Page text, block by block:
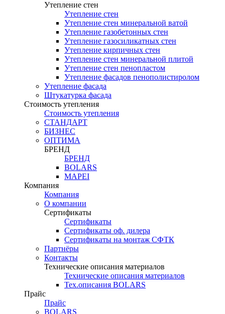
Утепление стен
Утепление стен
Утепление стен минеральной ватой
Утепление газобетонных стен
Утепление газосиликатных стен
Утепление кирпичных стен
Утепление стен минеральной плитой
Утепление стен пенопластом
Утепление фасадов пенополистиролом
Утепление фасада
Штукатурка фасада
Стоимость утепления
Стоимость утепления
СТАНДАРТ
БИЗНЕС
ОПТИМА
БРЕНД
БРЕНД
BOLARS
MAPEI
Компания
Компания
О компании
Сертификаты
Сертификаты
Сертификаты оф. дилера
Сертификаты на монтаж СФТК
Партнёры
Контакты
Технические описания материалов
Технические описания материалов
Тех.описания BOLARS
Прайс
Прайс
BOLARS